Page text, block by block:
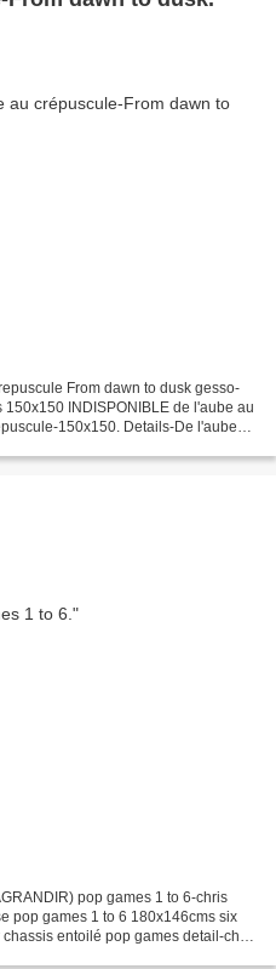
From dawn to dusk gesso-
INDISPONIBLE de l'aube au
150x150. Details-De l'aube
pop games 1 to 6-chris
pop games 1 to 6 180x146cms six
entoilé pop games detail-chris